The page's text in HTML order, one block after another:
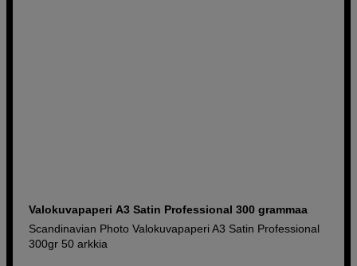
Valokuvapaperi A3 Satin Professional 300 grammaa
Scandinavian Photo Valokuvapaperi A3 Satin Professional
300gr 50 arkkia